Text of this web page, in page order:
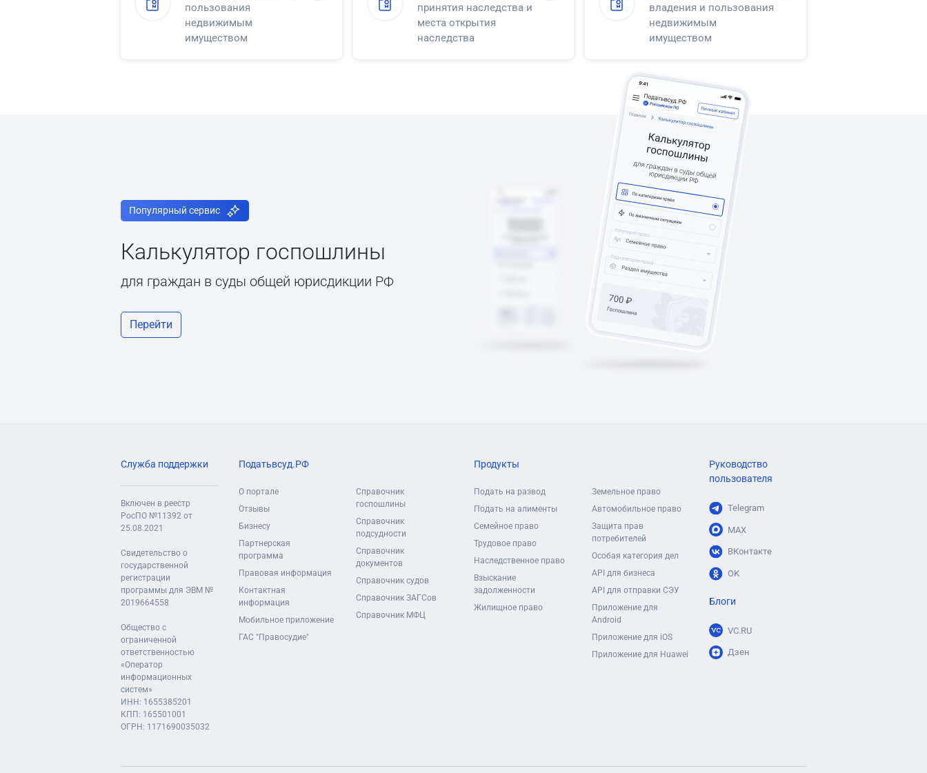
пользования
недвижимым
имуществом
принятия наследства и
места открытия
наследства
владения и пользования
недвижимым
имуществом
Популярный сервис
Калькулятор госпошлины
для граждан в суды общей юрисдикции РФ
Перейти
Служба поддержки
Включен в реестр
РосПО №11392 от
25.08.2021
Свидетельство о
государственной
регистрации
программы для ЭВМ №
2019664558
Общество с
ограниченной
ответственностью
«Оператор
информационных
систем»
ИНН: 1655385201
КПП: 165501001
ОГРН: 1171690035032
Податьвсуд.РФ
О портале
Отзывы
Бизнесу
Партнерская
программа
Правовая информация
Контактная
информация
Мобильное приложение
ГАС "Правосудие"
Справочник
госпошлины
Справочник
подсудности
Справочник
документов
Справочник судов
Справочник ЗАГСов
Справочник МФЦ
Продукты
Подать на развод
Подать на алименты
Семейное право
Трудовое право
Наследственное право
Взыскание
задолженности
Жилищное право
Земельное право
Автомобильное право
Защита прав
потребителей
Особая категория дел
API для бизнеса
API для отправки СЭУ
Приложение для
Android
Приложение для iOS
Приложение для Huawei
Руководство
пользователя
Telegram
MAX
ВКонтакте
OK
Блоги
VC.RU
Дзен